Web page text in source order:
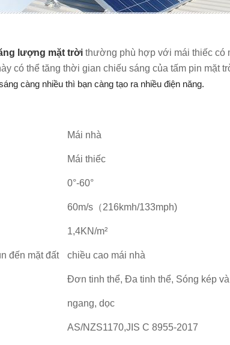
lượng mặt trờithường phù hợp với mái thiếc có
có thể tăng thời gian chiếu sáng của tấm pin mặt
càng nhiều thì bạn càng tạo ra nhiều điện năng.
Mái nhà
Mái thiếc
0°-60°
60m/s（216kmh/133mph)
1,4KN/m²
đến mặt đất chiều cao mái nhà
Đơn tinh thể, Đa tinh thể, Sóng kép
ngang, dọc
AS/NZS1170,JIS C 8955-2017